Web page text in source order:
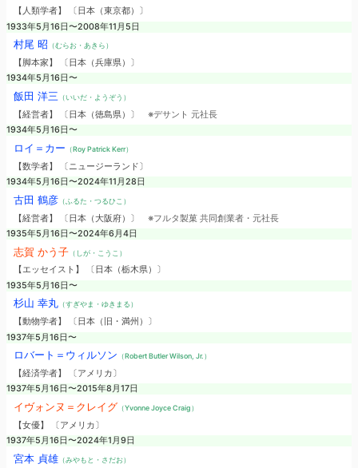
【人類学者】 〔日本（東京都）〕
1933年5月16日〜2008年11月5日
村尾 昭 （むらお・あきら）
【脚本家】 〔日本（兵庫県）〕
1934年5月16日〜
飯田 洋三 （いいだ・ようぞう）
【経営者】 〔日本（徳島県）〕 ※デサント 元社長
1934年5月16日〜
ロイ＝カー （Roy Patrick Kerr）
【数学者】 〔ニュージーランド〕
1934年5月16日〜2024年11月28日
古田 鶴彦（ふるた・つるひこ）
【経営者】 〔日本（大阪府）〕 ※フルタ製菓 共同創業者・元社長
1935年5月16日〜2024年6月4日
志賀 かう子（しが・こうこ）
【エッセイスト】 〔日本（栃木県）〕
1935年5月16日〜
杉山 幸丸（すぎやま・ゆきまる）
【動物学者】 〔日本（旧・満州）〕
1937年5月16日〜
ロバート＝ウィルソン （Robert Butler Wilson, Jr.）
【経済学者】 〔アメリカ〕
1937年5月16日〜2015年8月17日
イヴォンヌ＝クレイグ （Yvonne Joyce Craig）
【女優】 〔アメリカ〕
1937年5月16日〜2024年1月9日
宮本 貞雄（みやもと・さだお）